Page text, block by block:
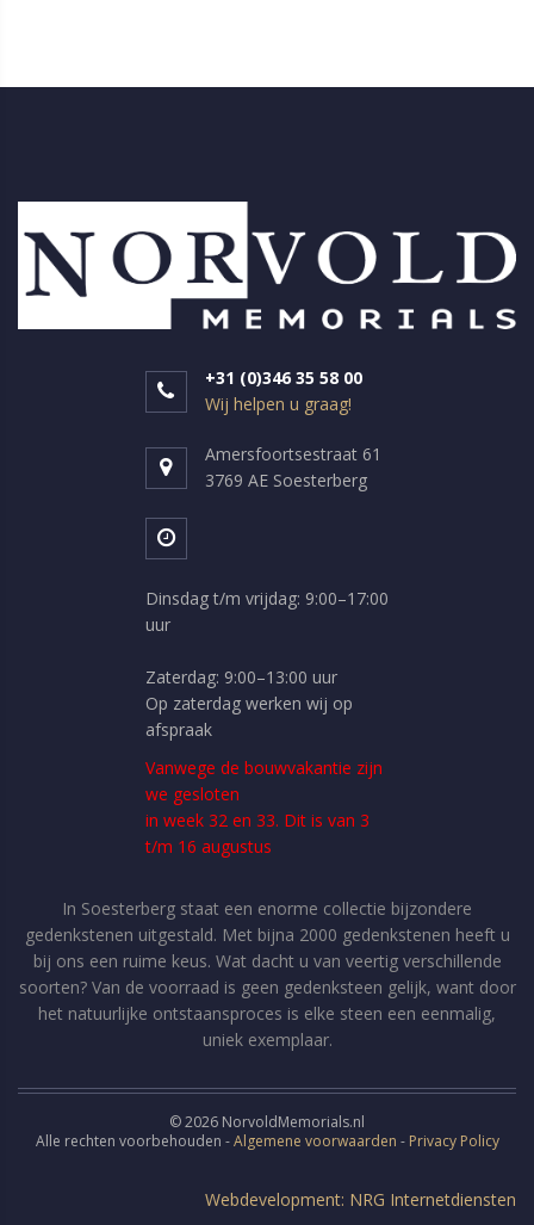
+31 (0)346 35 58 00
Wij helpen u graag!
Amersfoortsestraat 61
3769 AE Soesterberg
Dinsdag t/m vrijdag: 9:00–17:00
uur
Zaterdag: 9:00–13:00 uur
Op zaterdag werken wij op
afspraak
Vanwege de bouwvakantie zijn
we gesloten
in week 32 en 33. Dit is van 3
t/m 16 augustus
In Soesterberg staat een enorme collectie bijzondere
gedenkstenen uitgestald. Met bijna 2000 gedenkstenen heeft u
bij ons een ruime keus. Wat dacht u van veertig verschillende
soorten? Van de voorraad is geen gedenksteen gelijk, want door
het natuurlijke ontstaansproces is elke steen een eenmalig,
uniek exemplaar.
©2026 NorvoldMemorials.nl
Alle rechten voorbehouden -Algemene voorwaarden - Privacy Policy
Webdevelopment: NRG Internetdiensten